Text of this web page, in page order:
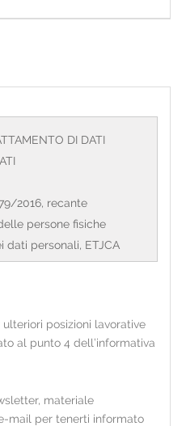
DI DATI
2016, recante
persone fisiche
personali, ETJCA
con sede legale in Corso
e direzione generale in
'organizzazione') in
è tenuta a fornire
l'utilizzo dei dati
filiali il cui elenco
posizioni lavorative
al punto 4 dell’informativa
materiale
mail per tenerti informato